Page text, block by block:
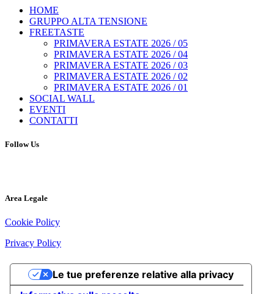
HOME
GRUPPO ALTA TENSIONE
FREETASTE
PRIMAVERA ESTATE 2026 / 05
PRIMAVERA ESTATE 2026 / 04
PRIMAVERA ESTATE 2026 / 03
PRIMAVERA ESTATE 2026 / 02
PRIMAVERA ESTATE 2026 / 01
SOCIAL WALL
EVENTI
CONTATTI
Follow Us
Area Legale
Cookie Policy
Privacy Policy
Le tue preferenze relative alla privacy